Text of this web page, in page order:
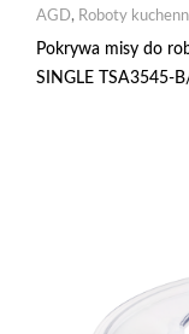
AGD, Roboty
Pokrywa misy do
SINGLE TSA3545-